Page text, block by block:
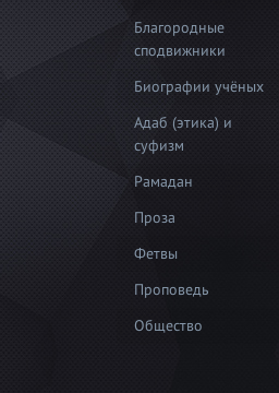
Благородные
сподвижники
Биографии учёных
Адаб (этика) и
суфизм
Рамадан
Проза
Фетвы
Проповедь
Общество